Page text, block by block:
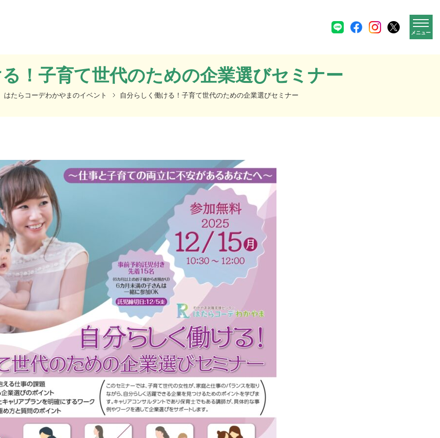
メニュー
！子育て世代のための企業選びセミナー
はたらコーデわかやまのイベント 自分らしく働ける！子育て世代のための企業選びセミナー